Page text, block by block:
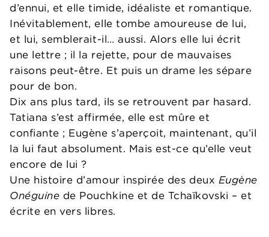
d’ennui, et elle timide, idéaliste et romantique.
Inévitablement, elle tombe amoureuse de lui,
et lui, semblerait-il… aussi. Alors elle lui écrit
une lettre ; il la rejette, pour de mauvaises
raisons peut-être. Et puis un drame les sépare
pour de bon.
Dix ans plus tard, ils se retrouvent par hasard.
Tatiana s’est affirmée, elle est mûre et
confiante ; Eugène s’aperçoit, maintenant, qu’il
la lui faut absolument. Mais est-ce qu’elle veut
encore de lui ?
Une histoire d’amour inspirée des deux Eugène
Onéguine de Pouchkine et de Tchaïkovski – et
écrite en vers libres.